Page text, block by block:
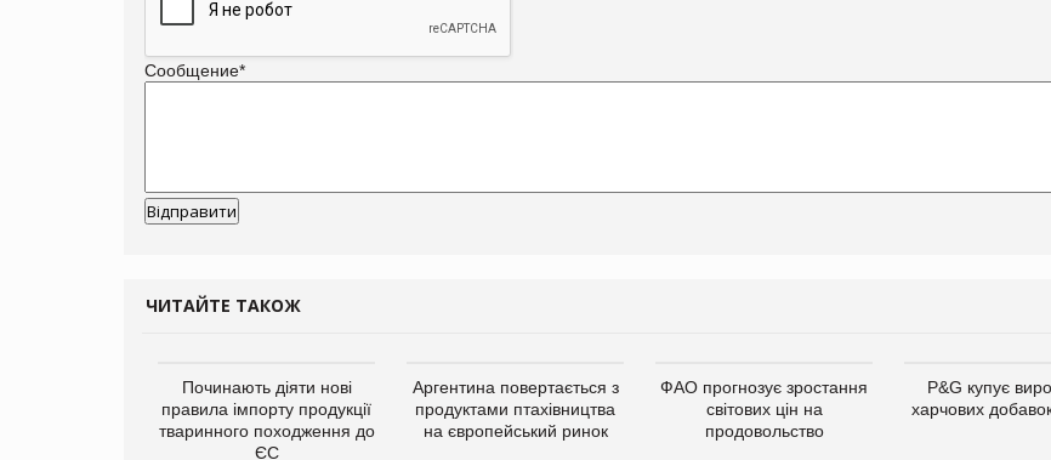
Сообщение*
ЧИТАЙТЕ ТАКОЖ
Починають діяти нові
правила імпорту продукції
тваринного походження до
ЄС
Аргентина повертається з
продуктами птахівництва
на європейський ринок
ФАО прогнозує зростання
світових цін на
продовольство
P&G купує
харчових